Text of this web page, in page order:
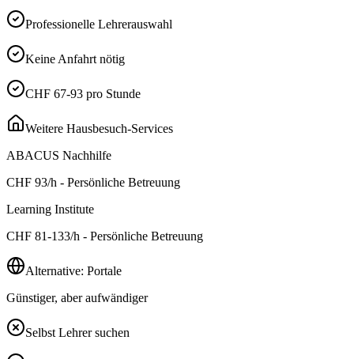
Professionelle Lehrerauswahl
Keine Anfahrt nötig
CHF 67-93 pro Stunde
Weitere Hausbesuch-Services
ABACUS Nachhilfe
CHF 93/h - Persönliche Betreuung
Learning Institute
CHF 81-133/h - Persönliche Betreuung
Alternative: Portale
Günstiger, aber aufwändiger
Selbst Lehrer suchen